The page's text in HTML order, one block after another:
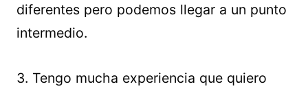
diferentes pero podemos llegar a un punto
intermedio.
3. Tengo mucha experiencia que quiero